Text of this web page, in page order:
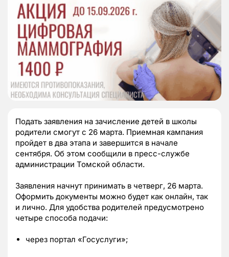
Подать заявления на зачисление детей в школы
родители смогут с 26 марта. Приемная кампания
пройдет в два этапа и завершится в начале
сентября. Об этом сообщили в пресс-службе
администрации Томской области.
Заявления начнут принимать в четверг, 26 марта.
Оформить документы можно будет как онлайн, так
и лично. Для удобства родителей предусмотрено
четыре способа подачи:
через портал «Госуслуги»;